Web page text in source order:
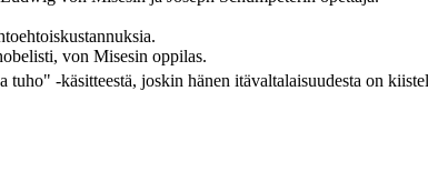
von Misesin oppilas.
-käsitteestä, joskin hänen itävaltalaisuudesta on